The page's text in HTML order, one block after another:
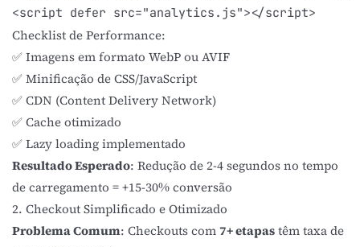
Checklist de Performance:
✅ Imagens em formato WebP ou AVIF
✅ Minificação de CSS/JavaScript
✅ CDN (Content Delivery Network)
✅ Cache otimizado
✅ Lazy loading implementado
Resultado Esperado: Redução de 2-4 segundos no tempo
de carregamento = +15-30% conversão
2. Checkout Simplificado e Otimizado
Problema Comum: Checkouts com7+ etapastêm taxa de